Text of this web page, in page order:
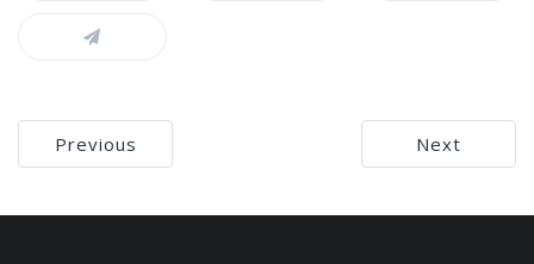
Bericht
navigatie
Previous Next